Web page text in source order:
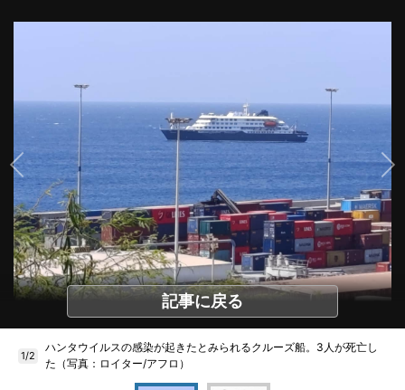
記事に戻る
1/2
ハンタウイルスの感染が起きたとみられるクルーズ船。3人が死亡し
た（写真：ロイター/アフロ）